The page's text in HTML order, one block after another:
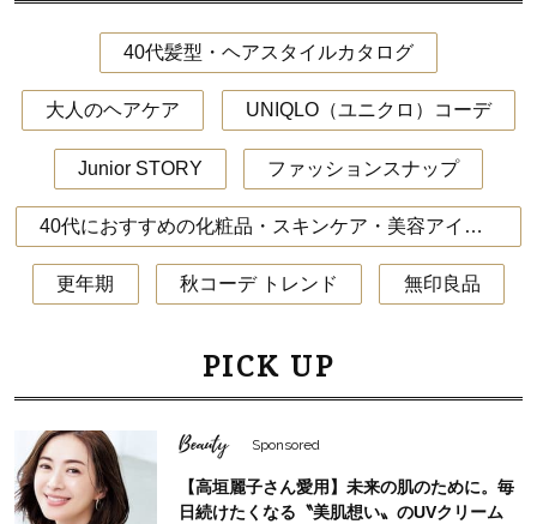
40代髪型・ヘアスタイルカタログ
大人のヘアケア UNIQLO（ユニクロ）コーデ
Junior STORY ファッションスナップ
40代におすすめの化粧品・スキンケア・美容アイテム
更年期 秋コーデ トレンド 無印良品
PICK UP
Beauty Sponsored
【高垣麗子さん愛用】未来の肌のために。毎
日続けたくなる〝美肌想い〟のUVクリーム